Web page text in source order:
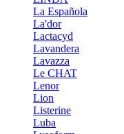
La Española
La'dor
Lactacyd
Lavandera
Lavazza
Le CHAT
Lenor
Lion
Listerine
Luba